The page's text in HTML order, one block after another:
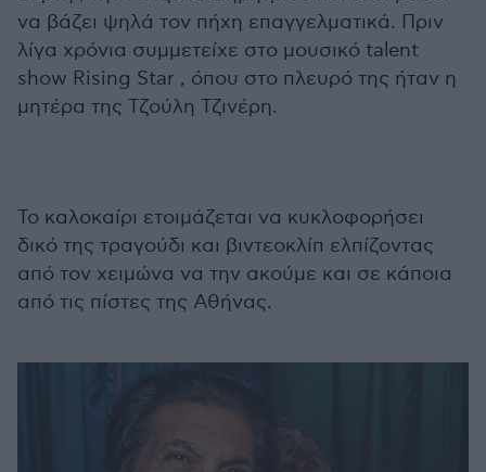
να βάζει ψηλά τον πήχη επαγγελματικά. Πριν
λίγα χρόνια συμμετείχε στο μουσικό talent
show Rising Star , όπου στο πλευρό της ήταν η
μητέρα της Τζούλη Τζινέρη.
Το καλοκαίρι ετοιμάζεται να κυκλοφορήσει
δικό της τραγούδι και βιντεοκλίπ ελπίζοντας
από τον χειμώνα να την ακούμε και σε κάποια
από τις πίστες της Αθήνας.